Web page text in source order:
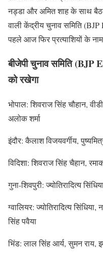
नड्डा और अमित शाह के साथ
वाली केंद्रीय चुनाव समिति
पहले आज फिर प्रत्याशियों के नाम
बीजेपी चुनाव समिति (BJP
को रखेगा
भोपाल: शिवराज सिंह चौहान,
अलोक शर्मा
इंदौर: कैलाश विजयवर्गीय,
विदिशा: शिवराज सिंह चैहान,
गुना-शिवपुरी: ज्योतिरादित्य
ग्वालियर: ज्योतिरादित्य
सिंह पवैया
भिंड: लाल सिंह आर्य, सुमन राय,